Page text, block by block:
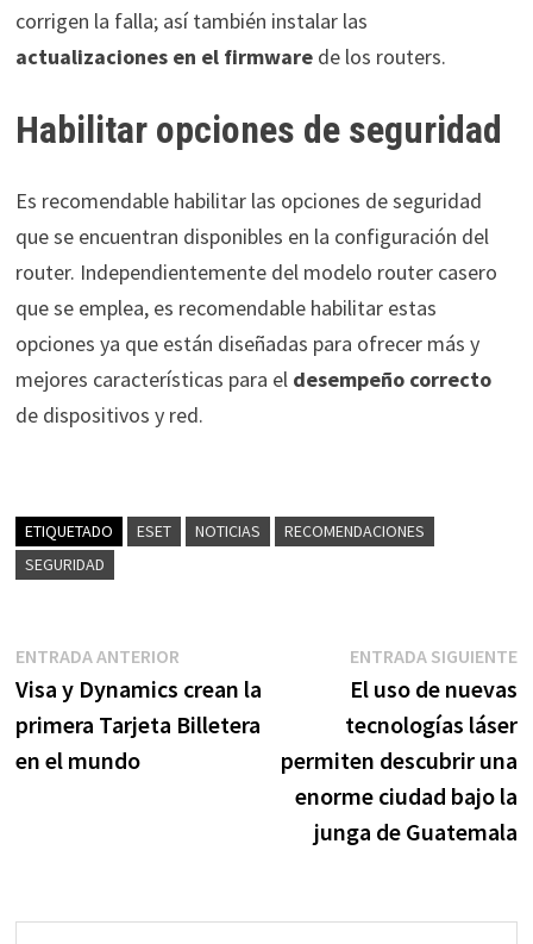
corrigen la falla; así también instalar las
actualizaciones en el firmwarede los routers.
Habilitar opciones de seguridad
Es recomendable habilitar las opciones de seguridad
que se encuentran disponibles en la configuración del
router. Independientemente del modelo router casero
que se emplea, es recomendable habilitar estas
opciones ya que están diseñadas para ofrecer más y
mejores características para el desempeño correcto
de dispositivos y red.
ETIQUETADO ESET NOTICIAS
RECOMENDACIONES
SEGURIDAD
Navegación
de
entradas
ENTRADA ANTERIOREntrada
anterior:
Visa y Dynamics crean la
primera Tarjeta Billetera
en el mundo
ENTRADA SIGUIENTE
El uso de nuevas
tecnologías láser
permiten descubrir una
enorme ciudad bajo la
junga de Guatemala